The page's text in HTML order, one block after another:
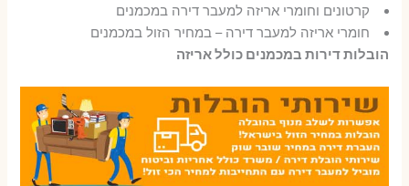
קרטונים וחומרי אריזה למעבר דירה במכמנים
חומרי אריזה למעבר דירה – במחיר הזול במכמנים
הובלות דירות במכמנים כולל אריזה